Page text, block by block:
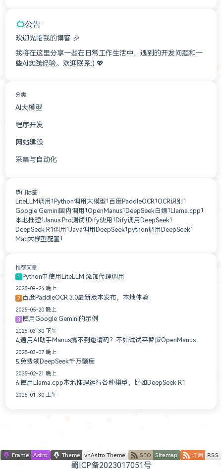
公告
欢迎光临我的博客 🎉
我将在这里分享一些在日常工作生活中，遇到的开发问题和一
些AI实践经验。欢迎联系:) 💖
分类
AI大模型
程序开发
网站建设
采集与自动化
热门标签
LiteLLM调用 1 Python调用大模型1百度PaddleOCR1OCR识别 1
Google Gemini国内调用 1OpenManus1 DeepSeek白嫖1 Llama.cpp1
本地推理1 Janus Pro测试1 Dify使用 1 Dify调用DeepSeek1
DeepSeek R1调用 1 Java调用DeepSeek1python调用DeepSeek1
Mac大模型配置1
推荐文章
1 Python中使用LiteLLM 添加代理调用
2025-09-24 晚上
2 百度PaddleOCR 3.0最新版本发布，本地体验
2025-05-20 晚上
3 使用Google Gemini的示例
2025-03-30 下午
4.通用AI助手Manus搞不到邀请码？不如试试平替版OpenManus
2025-03-07 晚上
5.免费领DeepSeek千万额度
2025-02-21 晚上
6.使用Llama.cpp本地推理运行各种模型，比如DeepSeek R1
2025-01-30 上午
蜀ICP备2023017051号